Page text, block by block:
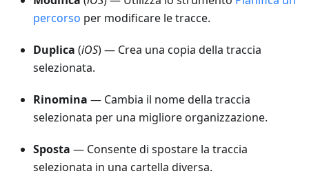
percorso per modificare le tracce.
Duplica (iOS) — Crea una copia della traccia
selezionata.
Rinomina — Cambia il nome della traccia
selezionata per una migliore organizzazione.
Sposta — Consente di spostare la traccia
selezionata in una cartella diversa.